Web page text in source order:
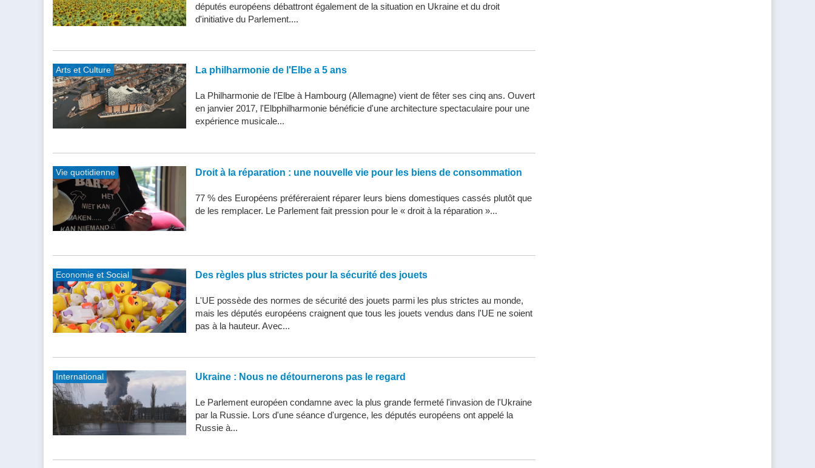
députés européens débattront également de la situation en Ukraine et du droit
d'initiative du Parlement....
Arts et Culture La philharmonie de l'Elbe a 5 ans
La Philharmonie de l'Elbe à Hambourg (Allemagne) vient de fêter ses cinq ans. Ouvert
en janvier 2017, l'Elbphilharmonie bénéficie d'une architecture spectaculaire pour une
expérience musicale...
Vie quotidienne Droit à la réparation : une nouvelle vie pour les biens de consommation
77 % des Européens préféreraient réparer leurs biens domestiques cassés plutôt que
de les remplacer. Le Parlement fait pression pour le « droit à la réparation »...
Economie et Social Des règles plus strictes pour la sécurité des jouets
L'UE possède des normes de sécurité des jouets parmi les plus strictes au monde,
mais les députés européens craignent que tous les jouets vendus dans l'UE ne soient
pas à la hauteur. Avec...
International Ukraine : Nous ne détournerons pas le regard
Le Parlement européen condamne avec la plus grande fermeté l'invasion de l'Ukraine
par la Russie. Lors d'une séance d'urgence, les députés européens ont appelé la
Russie à...